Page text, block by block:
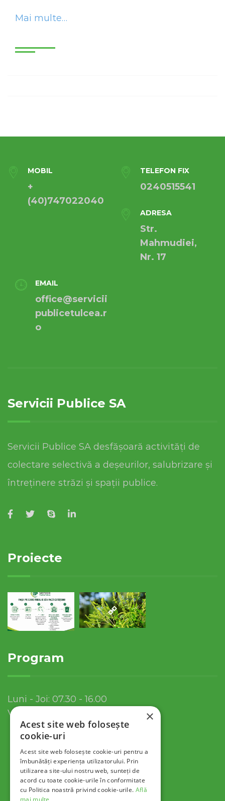
Mai multe…
MOBIL
+
(40)747022040
TELEFON FIX
0240515541
ADRESA
Str.
Mahmudiei,
Nr. 17
EMAIL
office@servicii
publicetulcea.r
o
Servicii Publice SA
Servicii Publice SA desfășoară activități de
colectare selectivă a deșeurilor, salubrizare și
întreținere străzi și spații publice.
Proiecte
Program
Luni - Joi: 07.30 - 16.00
Vineri: 07.30 - 13.30
×
Acest site web folosește
cookie-uri
Acest site web folosește cookie-uri pentru a
îmbunătăți experiența utilizatorului. Prin
utilizarea site-ului nostru web, sunteți de
acord cu toate cookie-urile în conformitate
cu Politica noastră privind cookie-urile. Află
mai multe